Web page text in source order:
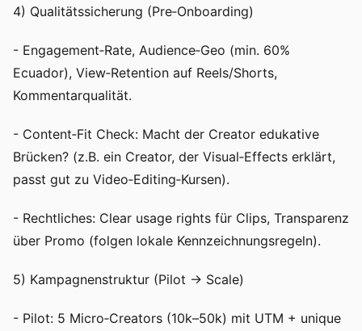
4) Qualitätssicherung (Pre‑Onboarding)
- Engagement‑Rate, Audience‑Geo (min. 60%
Ecuador), View‑Retention auf Reels/Shorts,
Kommentarqualität.
- Content‑Fit Check: Macht der Creator edukative
Brücken? (z.B. ein Creator, der Visual‑Effects erklärt,
passt gut zu Video‑Editing‑Kursen).
- Rechtliches: Clear usage rights für Clips, Transparenz
über Promo (folgen lokale Kennzeichnungsregeln).
5) Kampagnenstruktur (Pilot → Scale)
- Pilot: 5 Micro‑Creators (10k–50k) mit UTM + unique